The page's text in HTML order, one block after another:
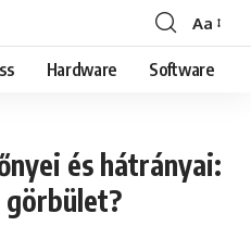
Font
Resizer
Aa
Hardware Software
és hátrányai: